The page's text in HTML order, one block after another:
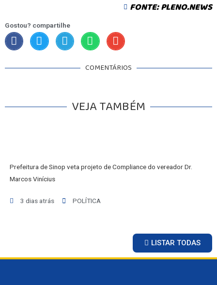
FONTE: PLENO.NEWS
Gostou? compartilhe
COMENTÁRIOS
VEJA TAMBÉM
Prefeitura de Sinop veta projeto de Compliance do vereador Dr.
Marcos Vinícius
3 dias atrás POLÍTICA
LISTAR TODAS